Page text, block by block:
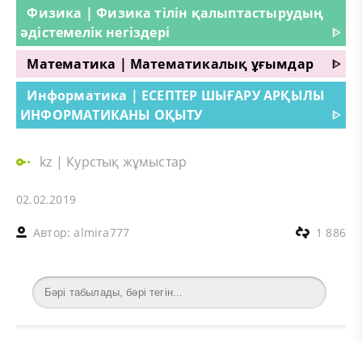
Физика | Физика тілін қалыптастырудың
әдістемелік негіздері
ᐈ
Математика | Математикалық ұғымдар
ᐈ
Информатика | ЕСЕПТЕР ШЫҒАРУ АРҚЫЛЫ
ИНФОРМАТИКАНЫ ОҚЫТУ
ᐈ
kz | Курстық жұмыстар
02.02.2019
Автор:almira777 1 886